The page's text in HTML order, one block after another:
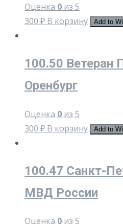
Оценка 0 из 5
300 ₽ В корзину Add to
100.50 Ветеран
Оренбург
Оценка 0 из 5
300 ₽ В корзину Add to
100.47 Санкт-
МВД России
Оценка 0 из 5